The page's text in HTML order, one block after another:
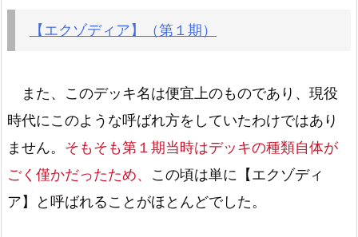
【エクゾディア】（第１期）
また、このデッキ名は便宜上のものであり、現役
時代にこのような呼ばれ方をしていたわけではあり
ません。 そもそも第１期当時はデッキの種類自体が
ごく僅かだったため、 この頃は単に【エクゾディ
ア】と呼ばれることがほとんどでした。